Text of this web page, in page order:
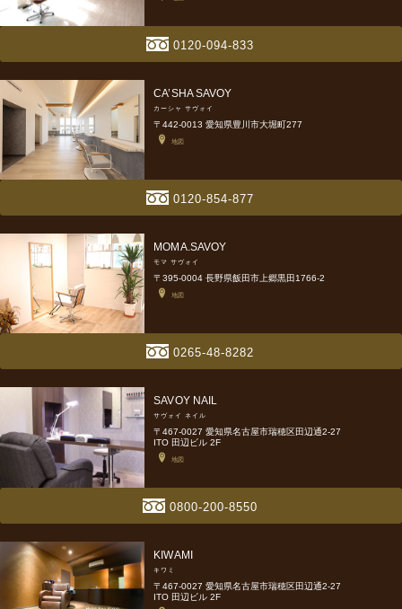
0120-094-833
CA’SHA SAVOY
カーシャ サヴォイ
〒442-0013 愛知県豊川市大堀町277
地図
0120-854-877
MOMA.SAVOY
モマ サヴォイ
〒395-0004 長野県飯田市上郷黒田1766-2
地図
0265-48-8282
SAVOY NAIL
サヴォイ ネイル
〒467-0027 愛知県名古屋市瑞穂区田辺通2-27
ITO 田辺ビル 2F
地図
0800-200-8550
KIWAMI
キワミ
〒467-0027 愛知県名古屋市瑞穂区田辺通2-27
ITO 田辺ビル 2F